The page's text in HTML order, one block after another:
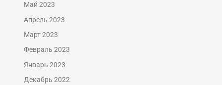
Май 2023
Апрель 2023
Март 2023
Февраль 2023
Январь 2023
Декабрь 2022